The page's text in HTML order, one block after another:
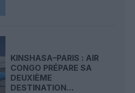
KINSHASA–PARIS : AIR
CONGO PRÉPARE SA
DEUXIÈME
DESTINATION...